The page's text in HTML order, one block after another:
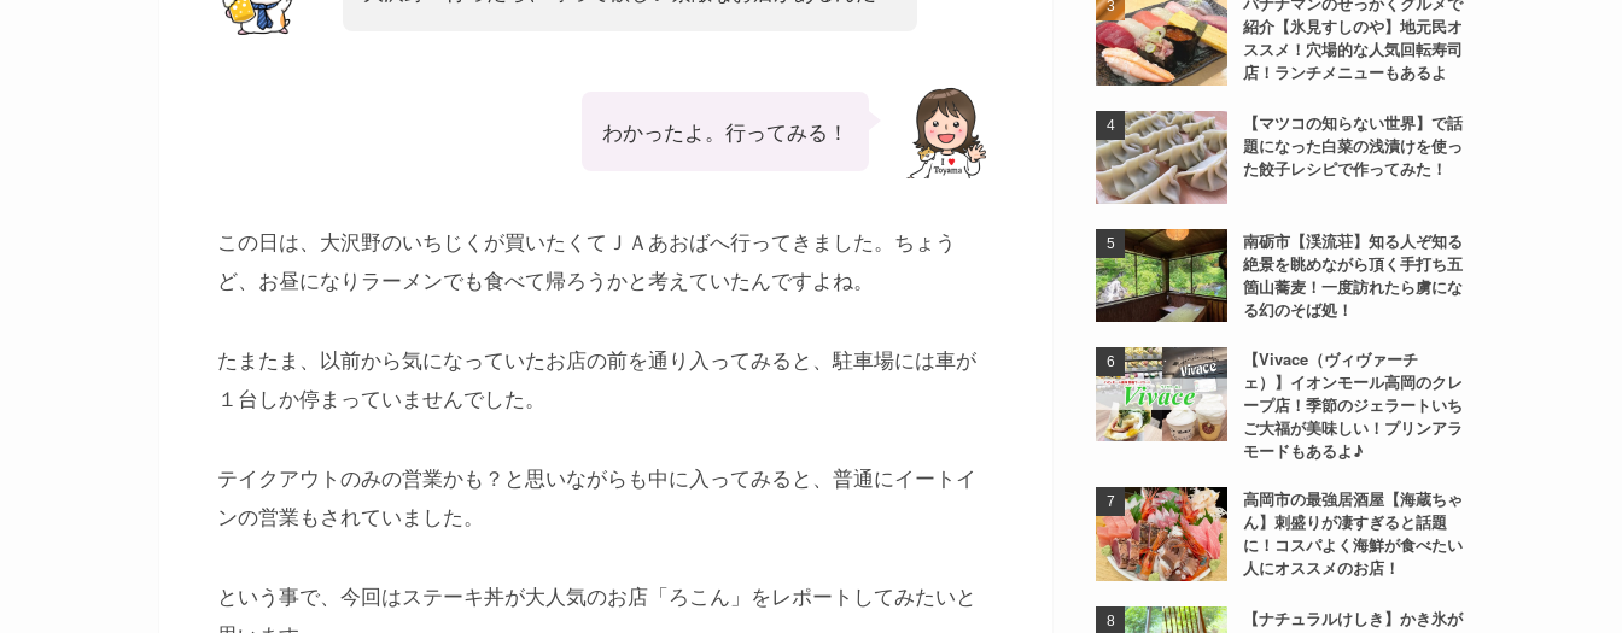
わかったよ。行ってみる！
この日は、大沢野のいちじくが買いたくてＪＡあおばへ行ってきました。ちょう
ど、お昼になりラーメンでも食べて帰ろうかと考えていたんですよね。
たまたま、以前から気になっていたお店の前を通り入ってみると、駐車場には車が
１台しか停まっていませんでした。
テイクアウトのみの営業かも？と思いながらも中に入ってみると、普通にイートイ
ンの営業もされていました。
という事で、今回はステーキ丼が大人気のお店「ろこん」をレポートしてみたいと
紹介【氷見すしのや】地元民オ
ススメ！穴場的な人気回転寿司
店！ランチメニューもあるよ
【マツコの知らない世界】で話
題になった白菜の浅漬けを使っ
た餃子レシピで作ってみた！
南砺市【渓流荘】知る人ぞ知る
絶景を眺めながら頂く手打ち五
箇山蕎麦！一度訪れたら虜にな
る幻のそば処！
【Vivace（ヴィヴァーチ
ェ）】イオンモール高岡のクレ
ープ店！季節のジェラートいち
ご大福が美味しい！プリンアラ
モードもあるよ♪
高岡市の最強居酒屋【海蔵ちゃ
ん】刺盛りが凄すぎると話題
に！コスパよく海鮮が食べたい
人にオススメのお店！
【ナチュラルけしき】かき氷が